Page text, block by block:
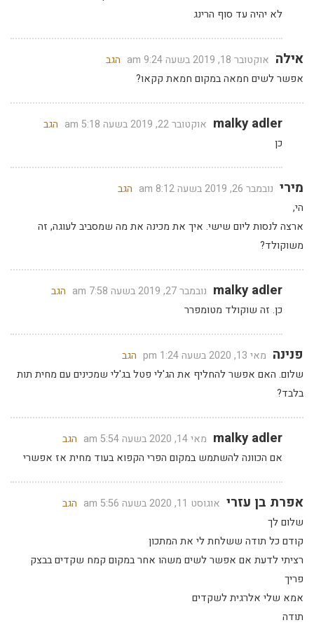
לא יהיה עד סוף הרינג
אילה אוקטובר 18, 2019 בשעה 9:24 am
הגב
אפשר לשים חמאה במקום חמאת קקאו?
malky adler אוקטובר 22, 2019 בשעה 5:18 am
הגב
כן
מירי נובמבר 26, 2019 בשעה 8:12 am
הגב
הי,
ארצה לנסות ליום שישי. איך את מכינה את מה שמסביב לעוגה, זה
משוקולד?
malky adler נובמבר 27, 2019 בשעה 7:58 am
הגב
כן. זה שוקולד מטומפרר
פנינה מאי 13, 2020 בשעה 1:24 pm
הגב
שלום. האם אפשר להחליף את הג'לי פטל בג'לי שמכינים עם מחית תות
בלבד?
malky adler מאי 14, 2020 בשעה 5:54 am
הגב
אם הכוונה להשתמש במקום הפרי הקפוא בעוד מחית אז אפשרי
אפרת בן עזרי אוגוסט 11, 2020 בשעה 5:56 am
הגב
שלום לך
קודם כל תודה ששלחת לי את המתכון
רציתי לדעת אם אפשר לשים משהו אחר במקום קמח שקדים בבצק
פריך
אמא שלי אלרגית לשקדים
תודה